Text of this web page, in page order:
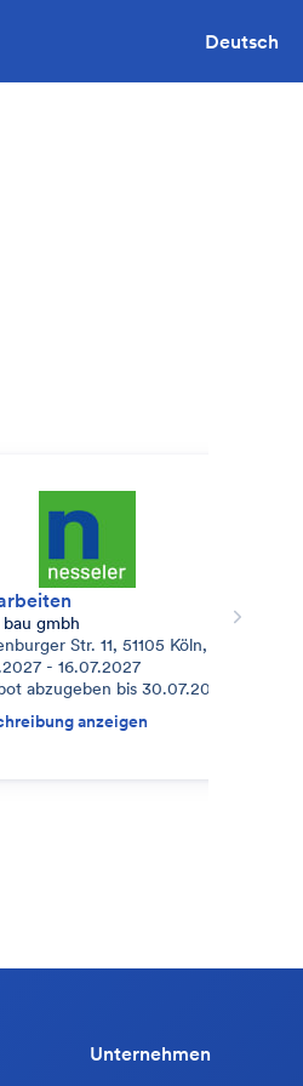
Deutsch
Str. 1 53881 Euskirchen
gmbh
Str. 11, 51105 Köln,
- 16.07.2027
abzugeben bis 30.07.2026
anzeigen
Unternehmen